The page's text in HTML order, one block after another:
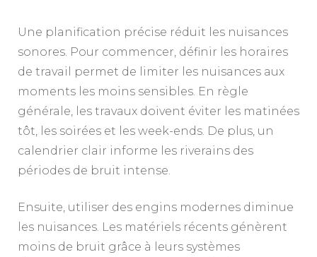
Une planification précise réduit les nuisances
sonores. Pour commencer, définir les horaires
de travail permet de limiter les nuisances aux
moments les moins sensibles. En règle
générale, les travaux doivent éviter les matinées
tôt, les soirées et les week-ends. De plus, un
calendrier clair informe les riverains des
périodes de bruit intense.
Ensuite, utiliser des engins modernes diminue
les nuisances. Les matériels récents génèrent
moins de bruit grâce à leurs systèmes